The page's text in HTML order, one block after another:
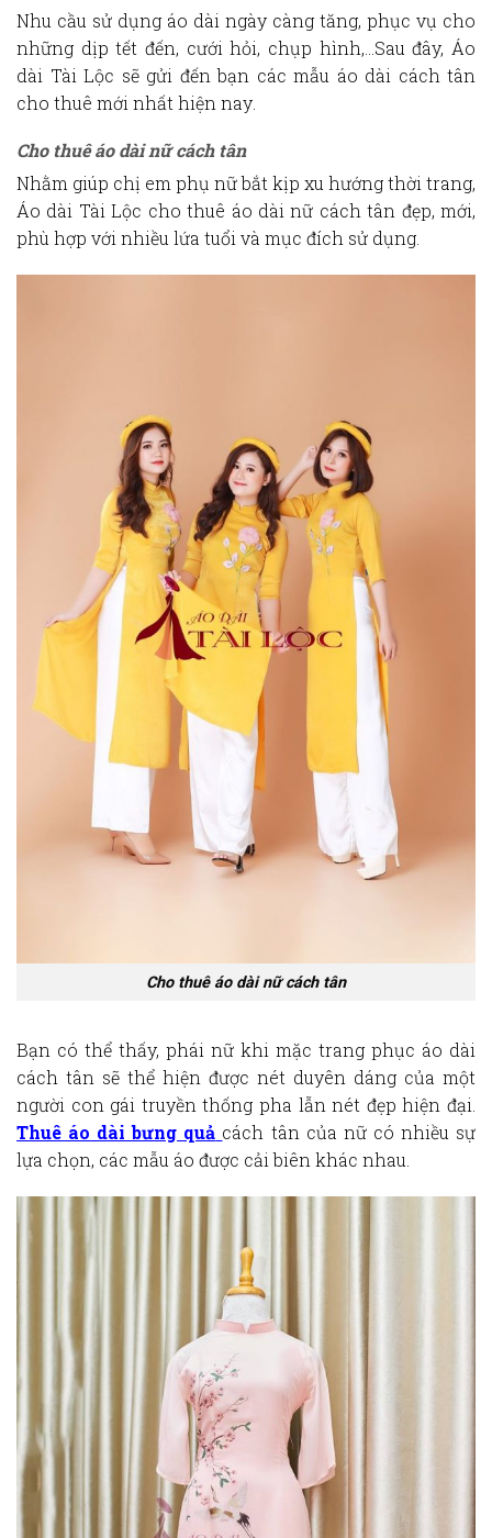
Nhu cầu sử dụng áo dài ngày càng tăng, phục vụ cho
những dịp tết đến, cưới hỏi, chụp hình,…Sau đây, Áo
dài Tài Lộc sẽ gửi đến bạn các mẫu áo dài cách tân
cho thuê mới nhất hiện nay.
Cho thuê áo dài nữ cách tân
Nhằm giúp chị em phụ nữ bắt kịp xu hướng thời trang,
Áo dài Tài Lộc cho thuê áo dài nữ cách tân đẹp, mới,
phù hợp với nhiều lứa tuổi và mục đích sử dụng.
Cho thuê áo dài nữ cách tân
Bạn có thể thấy, phái nữ khi mặc trang phục áo dài
cách tân sẽ thể hiện được nét duyên dáng của một
người con gái truyền thống pha lẫn nét đẹp hiện đại.
Thuê áo dài bưng quả cách tâncủa nữ có nhiều sự
lựa chọn, các mẫu áo được cải biên khác nhau.